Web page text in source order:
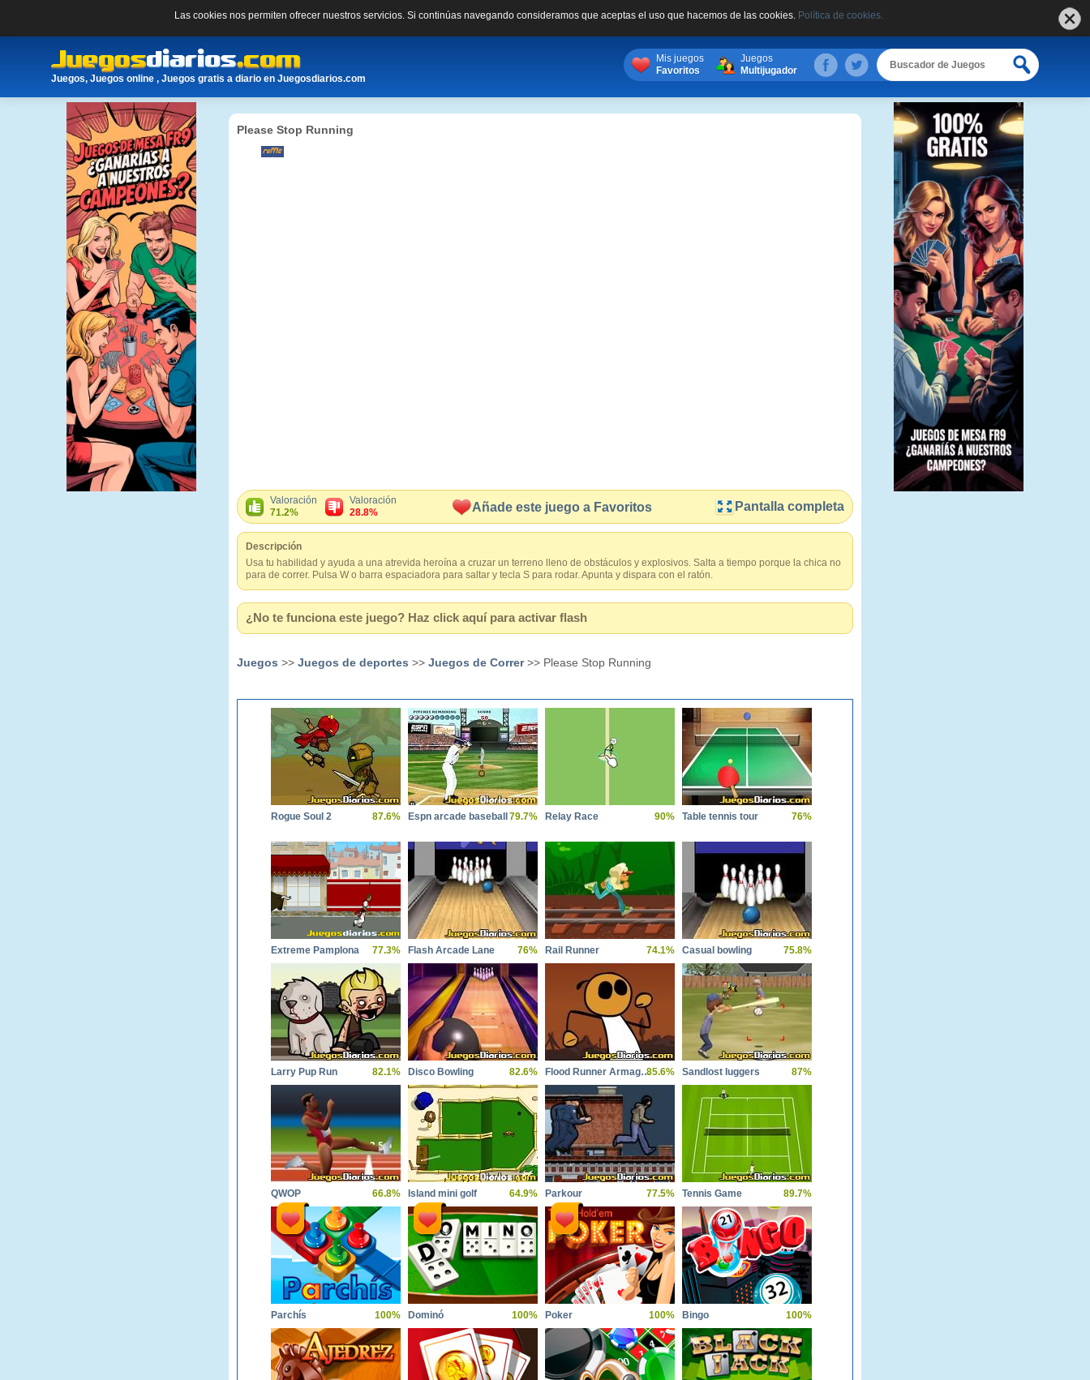
Las cookies nos permiten ofrecer nuestros servicios. Si continúas navegando consideramos que aceptas el uso que hacemos de las cookies. Política de cookies.
Juegos, Juegos online , Juegos gratis a diario en Juegosdiarios.com
Mis juegos
Favoritos
Juegos
Multijugador
Please Stop Running
Valoración
71.2%
Valoración
28.8%
Añade este juego a Favoritos Pantalla completa
Descripción
Usa tu habilidad y ayuda a una atrevida heroína a cruzar un terreno lleno de obstáculos y explosivos. Salta a tiempo porque la chica no
para de correr. Pulsa W o barra espaciadora para saltar y tecla S para rodar. Apunta y dispara con el ratón.
¿No te funciona este juego? Haz click aquí para activar flash
Juegos >> Juegos de deportes >> Juegos de Correr>> Please Stop Running
Rogue Soul 2 87.6% Espn arcade baseball 79.7% Relay Race 90% Table tennis tour 76%
Extreme Pamplona 77.3% Flash Arcade Lane 76% Rail Runner 74.1% Casual bowling 75.8%
Larry Pup Run 82.1% Disco Bowling 82.6% Flood Runner Armageddon85.6% Sandlost luggers 87%
QWOP 66.8% Island mini golf 64.9% Parkour 77.5% Tennis Game 89.7%
Parchís 100% Dominó 100% Poker 100% Bingo 100%